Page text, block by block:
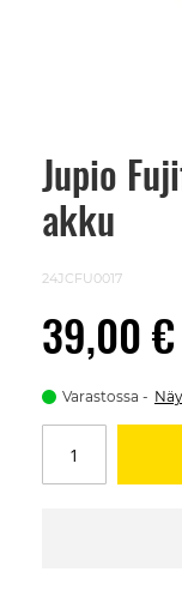
Jupio
akku
24JCFU0017
39,00 €
Varastossa
Skip
beginning
images